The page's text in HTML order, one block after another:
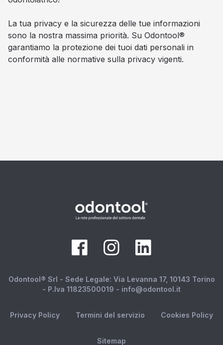
La tua privacy e la sicurezza delle tue informazioni
sono la nostra massima priorità. Su Odontool®
garantiamo la protezione dei tuoi dati personali in
conformità alle normative sulla privacy vigenti.
Odontool® Srl - Sede Legale: Via Levanna 17, 10143 Torino
- P.Iva 11823500019 - info@odontool.it
Privacy Policy Termini del servizio Cookies Policy
Sitemap